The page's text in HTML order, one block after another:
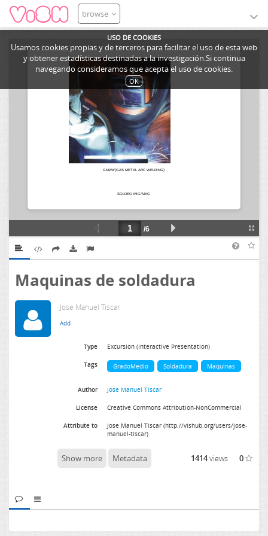
USO DE COOKIES
Usamos cookies propias y de terceros para facilitar el uso de esta web
y obtener estadísticas destinadas a la investigación.Si continua
navegando consideramos que acepta el uso de cookies.
OK
browse
Maquinas de soldadura
Jose Manuel Tiscar
Type Excursion (Interactive Presentation)
Tags GradoMedio Soldadura Maquinas
Author Jose Manuel Tiscar
License Creative Commons Attribution-NonCommercial
Attribute to
Jose Manuel Tiscar (http://vishub.org/users/jose-
manuel-tiscar)
Show more Metadata 1414views 0